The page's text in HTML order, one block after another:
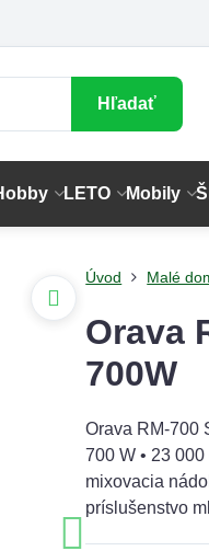
Hľadať
LETO Mobily
Úvod Malé
Orava
700W
Orava RM-700
700 W • 23
mixovacia
príslušenstvo